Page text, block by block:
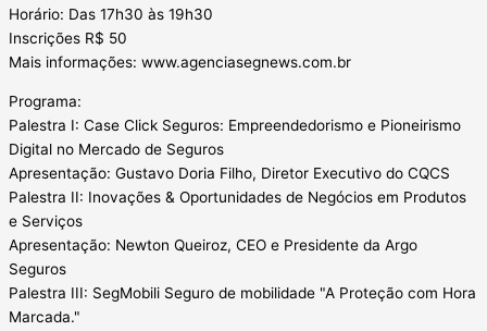
Horário: Das 17h30 às 19h30
Inscrições R$ 50
Mais informações: www.agenciasegnews.com.br
Programa:
Palestra I: Case Click Seguros: Empreendedorismo e Pioneirismo
Digital no Mercado de Seguros
Apresentação: Gustavo Doria Filho, Diretor Executivo do CQCS
Palestra II: Inovações & Oportunidades de Negócios em Produtos
e Serviços
Apresentação: Newton Queiroz, CEO e Presidente da Argo
Seguros
Palestra III: SegMobili Seguro de mobilidade "A Proteção com Hora
Marcada."